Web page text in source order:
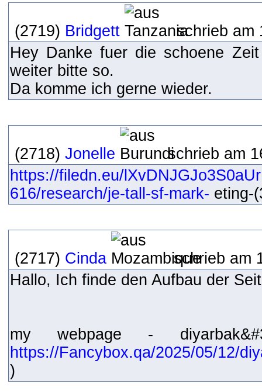
(2719) Bridgett
schrieb am
Hey Danke fuer die schoene
weiter bitte so.
Da komme ich gerne wieder.
(2718) Jonelle
schrieb am
https://filedn.eu/
616/research/je-tall-sf-mark- eting-
(2717) Cinda
schrieb am
Hallo, Ich finde den Aufbau der
my webpage -
https://Fancybox.qa/2025/05/12/
)